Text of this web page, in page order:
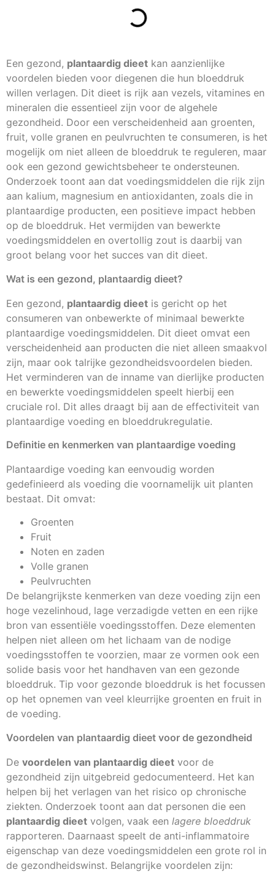
Een gezond, plantaardig dieet kan aanzienlijke
voordelen bieden voor diegenen die hun bloeddruk
willen verlagen. Dit dieet is rijk aan vezels, vitamines en
mineralen die essentieel zijn voor de algehele
gezondheid. Door een verscheidenheid aan groenten,
fruit, volle granen en peulvruchten te consumeren, is het
mogelijk om niet alleen de bloeddruk te reguleren, maar
ook een gezond gewichtsbeheer te ondersteunen.
Onderzoek toont aan dat voedingsmiddelen die rijk zijn
aan kalium, magnesium en antioxidanten, zoals die in
plantaardige producten, een positieve impact hebben
op de bloeddruk. Het vermijden van bewerkte
voedingsmiddelen en overtollig zout is daarbij van
groot belang voor het succes van dit dieet.
Wat is een gezond, plantaardig dieet?
Een gezond, plantaardig dieet is gericht op het
consumeren van onbewerkte of minimaal bewerkte
plantaardige voedingsmiddelen. Dit dieet omvat een
verscheidenheid aan producten die niet alleen smaakvol
zijn, maar ook talrijke gezondheidsvoordelen bieden.
Het verminderen van de inname van dierlijke producten
en bewerkte voedingsmiddelen speelt hierbij een
cruciale rol. Dit alles draagt bij aan de effectiviteit van
plantaardige voeding en bloeddrukregulatie.
Definitie en kenmerken van plantaardige voeding
Plantaardige voeding kan eenvoudig worden
gedefinieerd als voeding die voornamelijk uit planten
bestaat. Dit omvat:
Groenten
Fruit
Noten en zaden
Volle granen
Peulvruchten
De belangrijkste kenmerken van deze voeding zijn een
hoge vezelinhoud, lage verzadigde vetten en een rijke
bron van essentiële voedingsstoffen. Deze elementen
helpen niet alleen om het lichaam van de nodige
voedingsstoffen te voorzien, maar ze vormen ook een
solide basis voor het handhaven van een gezonde
bloeddruk. Tip voor gezonde bloeddruk is het focussen
op het opnemen van veel kleurrijke groenten en fruit in
de voeding.
Voordelen van plantaardig dieet voor de gezondheid
De voordelen van plantaardig dieet voor de
gezondheid zijn uitgebreid gedocumenteerd. Het kan
helpen bij het verlagen van het risico op chronische
ziekten. Onderzoek toont aan dat personen die een
plantaardig dieet volgen, vaak een lagere bloeddruk
rapporteren. Daarnaast speelt de anti-inflammatoire
eigenschap van deze voedingsmiddelen een grote rol in
de gezondheidswinst. Belangrijke voordelen zijn: